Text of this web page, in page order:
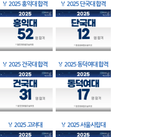
🏅 2025 홍익대 합격 🏅 2025 단국대 합격
🏅 2025 건국대 합격 🏅 2025 동덕여대 합격
🏅 2025 고려대 🏅 2025 서울시립대